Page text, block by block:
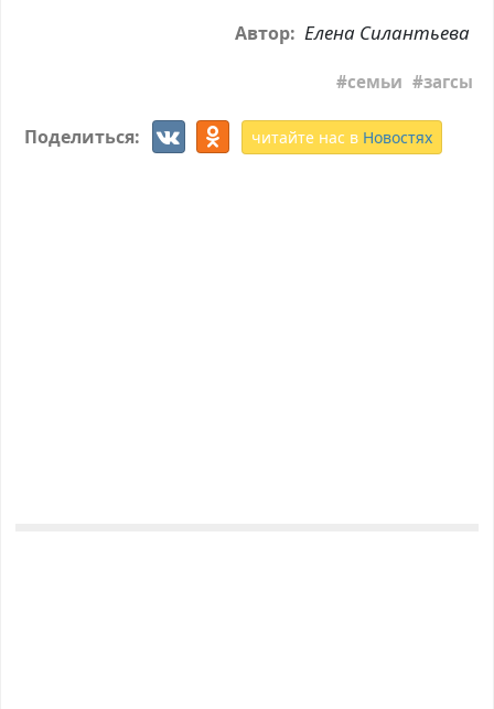
Автор: Елена Силантьева
семьи загсы
Поделиться: читайте нас в Новостях